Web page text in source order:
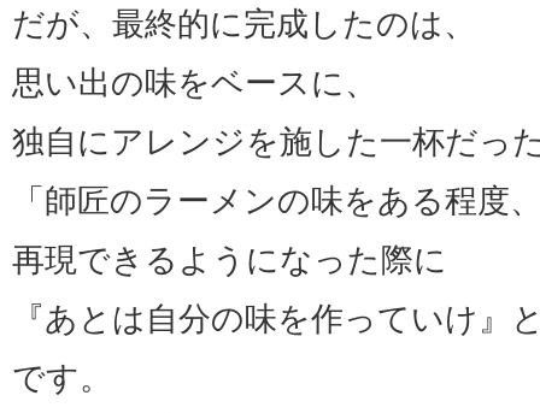
だが、最終的に完成したのは、
思い出の味をベースに、
独自にアレンジを施した一杯だっ
「師匠のラーメンの味をある程度
再現できるようになった際に
『あとは自分の味を作っていけ』
です。